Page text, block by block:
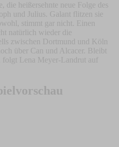
die heißersehnte neue Folge des
und Julius. Galant flitzen sie
stimmt gar nicht. Einen
natürlich wieder die
zwischen Dortmund und Köln
über Can und Alcacer. Bleibt
folgt Lena Meyer-Landrut auf